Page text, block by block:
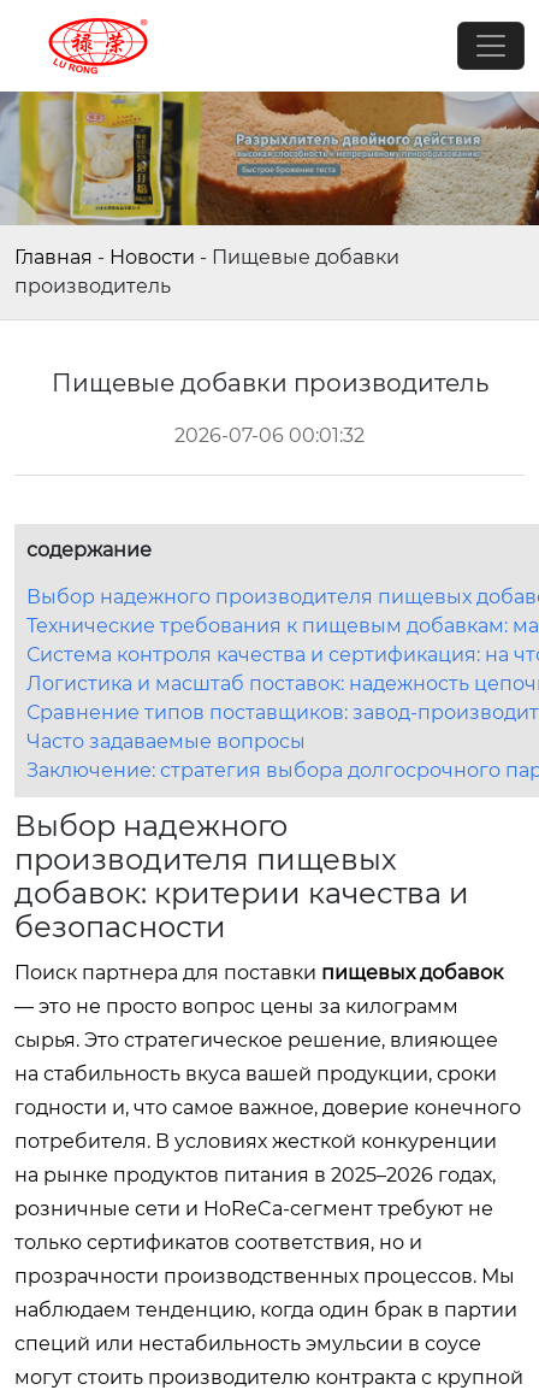
Главная - Новости - Пищевые добавки
производитель
Пищевые добавки производитель
2026-07-06 00:01:32
содержание
Выбор надежного производителя пищевых
Технические требования к пищевым добавкам:
Система контроля качества и сертификация: на
Логистика и масштаб поставок: надежность
Сравнение типов поставщиков: завод-
Часто задаваемые вопросы
Заключение: стратегия выбора долгосрочного
Выбор надежного
производителя пищевых
добавок: критерии качества и
безопасности
Поиск партнера для поставки пищевых добавок
— это не просто вопрос цены за килограмм
сырья. Это стратегическое решение, влияющее
на стабильность вкуса вашей продукции, сроки
годности и, что самое важное, доверие конечного
потребителя. В условиях жесткой конкуренции
на рынке продуктов питания в 2025–2026 годах,
розничные сети и HoReCa-сегмент требуют не
только сертификатов соответствия, но и
прозрачности производственных процессов. Мы
наблюдаем тенденцию, когда один брак в партии
специй или нестабильность эмульсии в соусе
могут стоить производителю контракта с крупной